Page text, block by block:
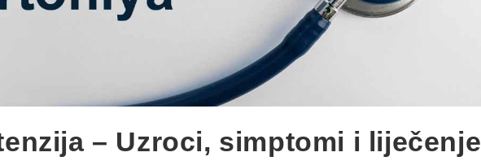
– Uzroci, simptomi i liječenje